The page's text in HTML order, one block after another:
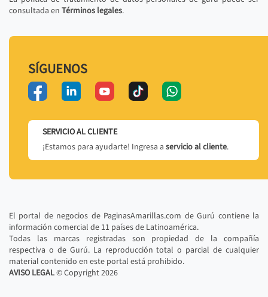
consultada en Términos legales.
SÍGUENOS
SERVICIO AL CLIENTE
¡Estamos para ayudarte! Ingresa a servicio al cliente.
El portal de negocios de PaginasAmarillas.com de Gurú contiene la
información comercial de 11 países de Latinoamérica.
Todas las marcas registradas son propiedad de la compañía
respectiva o de Gurú. La reproducción total o parcial de cualquier
material contenido en este portal está prohibido.
AVISO LEGAL© Copyright2026